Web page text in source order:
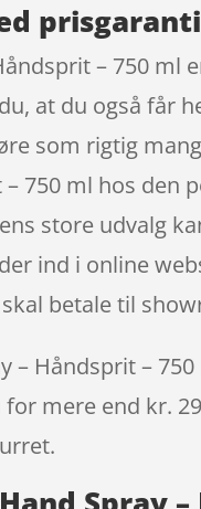
prisgaranti
– 750 ml
at du også får
som rigtig
750 ml hos
store udvalg
ind i online
betale til
Håndsprit –
mere end kr.